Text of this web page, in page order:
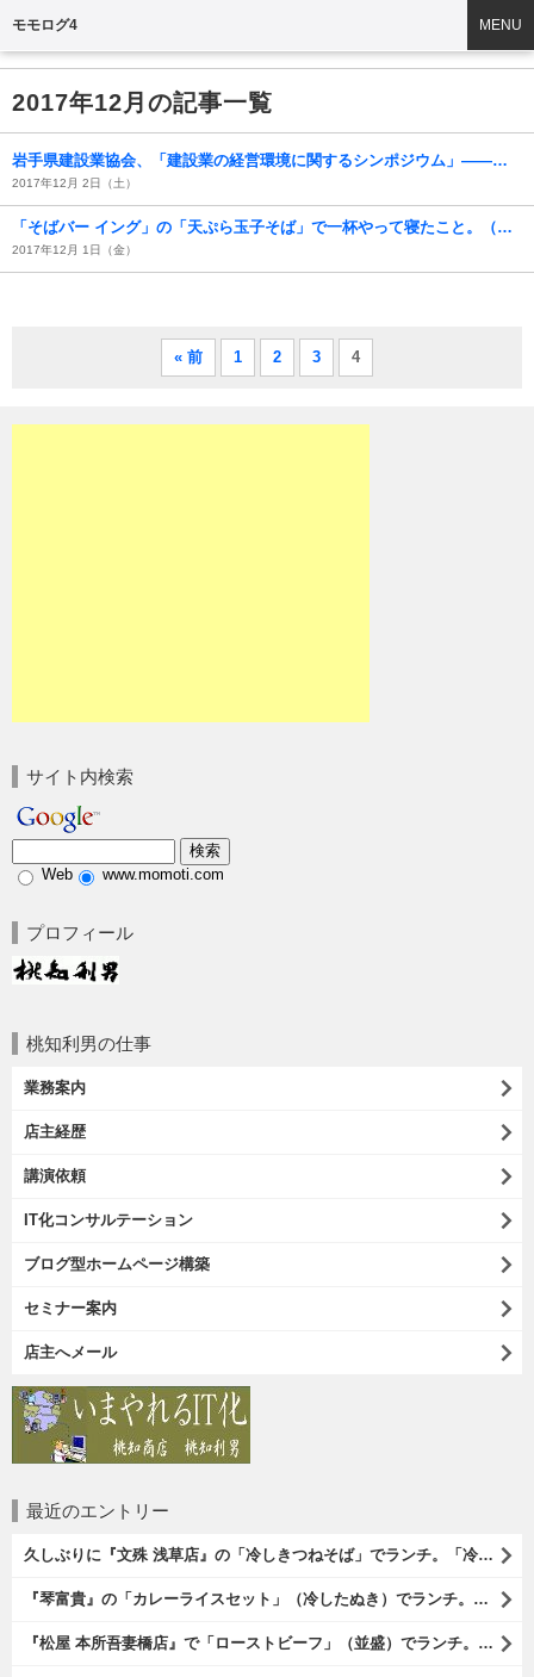
モモログ4 MENU
2017年12月の記事一覧
岩手県建設業協会、「建設業の経営環境に関するシンポジウム」――担い手の確保と育成に関する現状と課題――に参加して。
2017年12月 2日（土）
「そばバー イング」の「天ぷら玉子そば」で一杯やって寝たこと。（札幌市中央区北5条西4丁目 アピア フードウォーク）
2017年12月 1日（金）
« 前 1 2 3 4
サイト内検索
Web www.momoti.com
プロフィール
桃知利男の仕事
業務案内
店主経歴
講演依頼
IT化コンサルテーション
ブログ型ホームページ構築
セミナー案内
店主へメール
最近のエントリー
久しぶりに『文殊 浅草店』の「冷しきつねそば」でランチ。「冷しきつめそば」のうまさは甘さである。 あたしは思い出していたのだ。この甘さのせいで「きつねそば」を敬遠していたのか、と。 でも、うまかったのだよ（笑）。（文殊 浅草店：浅草一丁目：浅草地下街）
『琴富貴』の「カレーライスセット」（冷したぬき）でランチ。所謂「蕎麦屋のカレー」と『琴富貴』の夏の定番「冷したぬき」である。勿論、これはダブルでうまいのだよ（笑）。（琴富貴：墨田区吾妻橋1）
『松屋 本所吾妻橋店』で「ローストビーフ」（並盛）でランチ。「ローストビーフ」は2つのソースが掛かっている。オリジナルソースとレフォールソースだ。 はたしていかなるものなのかと期待しながら待てば、それは確りとうまかったのだよ（笑）。（松屋 本所吾妻橋店：墨田区吾妻橋三）